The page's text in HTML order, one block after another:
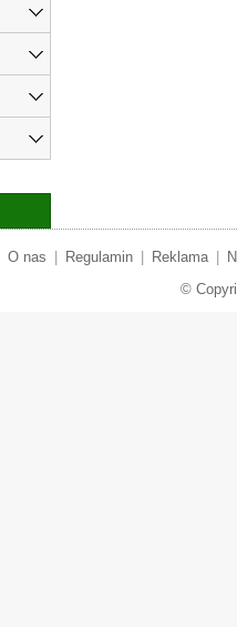
O nas Regulamin Reklama
©